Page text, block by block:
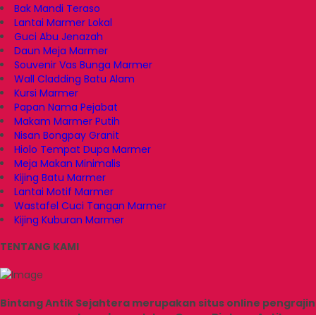
Bak Mandi Teraso
Lantai Marmer Lokal
Guci Abu Jenazah
Daun Meja Marmer
Souvenir Vas Bunga Marmer
Wall Cladding Batu Alam
Kursi Marmer
Papan Nama Pejabat
Makam Marmer Putih
Nisan Bongpay Granit
Hiolo Tempat Dupa Marmer
Meja Makan Minimalis
Kijing Batu Marmer
Lantai Motif Marmer
Wastafel Cuci Tangan Marmer
Kijing Kuburan Marmer
TENTANG KAMI
Bintang Antik Sejahtera merupakan situs online pengrajin